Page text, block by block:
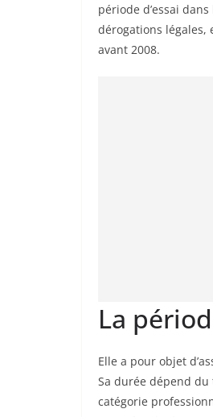
période d’essai
dérogations légales,
avant 2008.
La
Elle a pour objet
Sa durée dépend du
catégorie